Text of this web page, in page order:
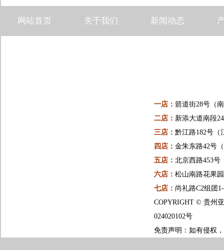
网站首页 关于我们 新闻动态
一店： 箭道街28号（
二店： 新添大道南段
三店： 黔江路182号（
四店： 金朱东路42号
五店： 北京西路453号
六店： 松山南路花果
七店： 尚礼路C2组团
COPYRIGHT © 贵州
024020102号
免责声明：如有侵权